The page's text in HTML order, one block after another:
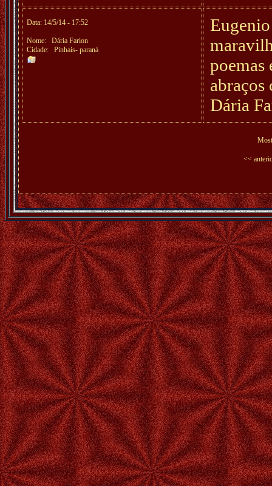
Data: 14/5/14 - 17:52
Nome: Dária Farion
Cidade: Pinhais- paraná
poemas
abraços
Dária
<<